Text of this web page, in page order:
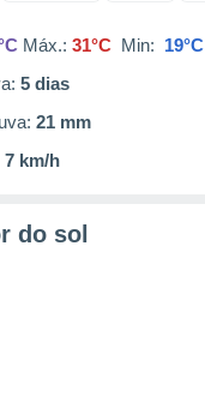
Máx.: 31°C Min: 19°C
5 dias
21 mm
7 km/h
do sol